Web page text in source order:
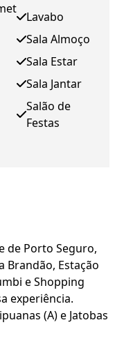
Lavabo
Sala Almoço
Sala Estar
Sala Jantar
Salão de
Festas
de Porto Seguro,
Brandão, Estação
e Shopping
experiência.
(A) e Jatobas